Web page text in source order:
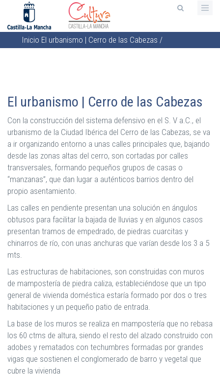
contenido
principal
Sobrescribir
a
la
navegación
Inicio El urbanismo | Cerro de las Cabezas /
El urbanismo | Cerro de las Cabezas
Con la construcción del sistema defensivo en el S. V a.C., el
urbanismo de la Ciudad Ibérica del Cerro de las Cabezas, se va
a ir organizando entorno a unas calles principales que, bajando
desde las zonas altas del cerro, son cortadas por calles
transversales, formando pequeños grupos de casas o
“manzanas”, que dan lugar a auténticos barrios dentro del
propio asentamiento.
Las calles en pendiente presentan una solución en ángulos
obtusos para facilitar la bajada de lluvias y en algunos casos
presentan tramos de empedrado, de piedras cuarcitas y
chinarros de río, con unas anchuras que varían desde los 3 a 5
mts.
Las estructuras de habitaciones, son construidas con muros
de mampostería de piedra caliza, estableciéndose que un tipo
general de vivienda doméstica estaría formado por dos o tres
habitaciones y un pequeño patio de entrada.
La base de los muros se realiza en mampostería que no rebasa
los 60 ctms de altura, siendo el resto del alzado construido con
adobes y rematados con techumbres formadas por grandes
vigas que sostienen el conglomerado de barro y vegetal que
cubre la vivienda